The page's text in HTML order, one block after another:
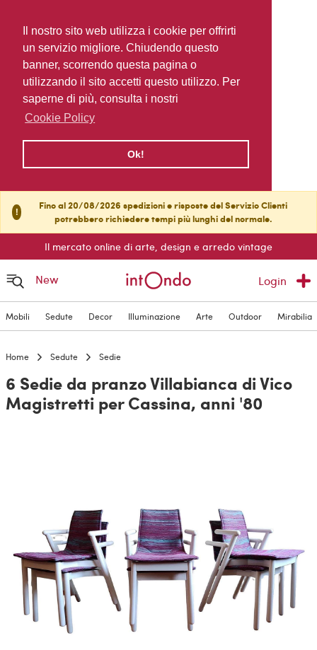
Il nostro sito web utilizza i cookie per offrirti
un servizio migliore. Chiudendo questo
banner, scorrendo questa pagina o
utilizzando il sito accetti questo utilizzo. Per
saperne di più, consulta i nostri
Cookie Policy
Ok!
!
Fino al 20/08/2026 spedizioni e risposte del Servizio Clienti
potrebbero richiedere tempi più lunghi del normale.
Il mercato online di arte, design e arredo vintage
New Login
Mobili Sedute Decor Illuminazione Arte Outdoor Mirabilia
Home Sedute Sedie
6 Sedie da pranzo Villabianca di Vico
Magistretti per Cassina, anni '80